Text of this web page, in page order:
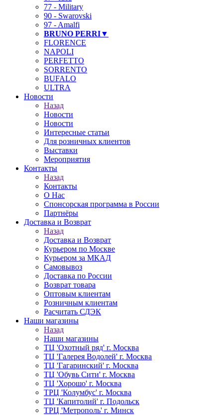
77 - Military
90 - Swarovski
97 - Amalfi
BRUNO PERRI▼
FLORENCE
NAPOLI
PERFETTO
SORRENTO
BUFALO
ULTRA
Новости
Назад
Новости
Новости
Интересные статьи
Для розничных клиентов
Выставки
Мероприятия
Контакты
Назад
Контакты
О Нас
Спонсорская программа в России
Партнёры
Доставка и Возврат
Назад
Доставка и Возврат
Курьером по Москве
Курьером за МКАД
Самовывоз
Доставка по России
Возврат товара
Оптовым клиентам
Розничным клиентам
Расчитать СДЭК
Наши магазины
Назад
Наши магазины
ТЦ 'Охотный ряд' г. Москва
ТЦ 'Галерея Водолей' г. Москва
ТЦ 'Гагаринский' г. Москва
ТЦ 'Обувь Сити' г. Москва
ТЦ 'Хорошо' г. Москва
ТРЦ 'Колумбус' г. Москва
ТЦ 'Капитолий' г. Подольск
ТРЦ 'Метрополь' г. Минск